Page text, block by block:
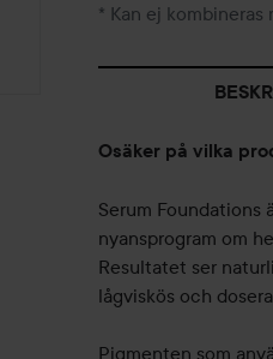
* Kan ej
Osäker på vilka
Serum
nyansprogram om
Resultatet ser
lågviskös och
Pigmenten som